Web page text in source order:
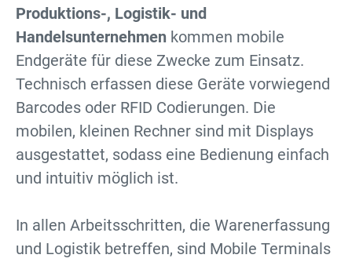
Produktions-, Logistik- und
Handelsunternehmen kommen mobile
Endgeräte für diese Zwecke zum Einsatz.
Technisch erfassen diese Geräte vorwiegend
Barcodes oder RFID Codierungen. Die
mobilen, kleinen Rechner sind mit Displays
ausgestattet, sodass eine Bedienung einfach
und intuitiv möglich ist.
In allen Arbeitsschritten, die Warenerfassung
und Logistik betreffen, sind Mobile Terminals